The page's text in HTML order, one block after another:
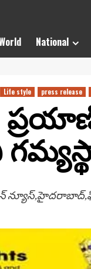
National
Life style press release